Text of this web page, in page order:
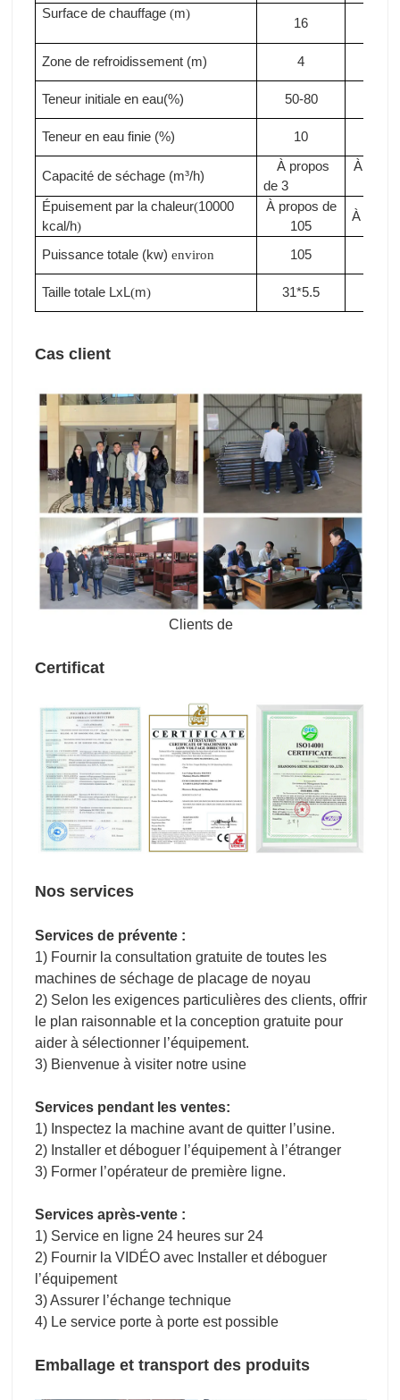
Surface de chauffage (m)
16
Zone de refroidissement (m) 4
Teneur initiale en eau(%) 50-80
Teneur en eau finie (%) 10
Capacité de séchage (m³/h)
À propos
de 3
À
Épuisement par la chaleur(10000
kcal/h)
À propos de
105
À
Puissance totale (kw) environ 105
Taille totale LxL(m) 31*5.5
Cas client
Clients de
Certificat
Nos services
Services de prévente :
1) Fournir la consultation gratuite de toutes les
machines de séchage de placage de noyau
2) Selon les exigences particulières des clients, offrir
le plan raisonnable et la conception gratuite pour
aider à sélectionner l’équipement.
3) Bienvenue à visiter notre usine
Services pendant les ventes:
1) Inspectez la machine avant de quitter l’usine.
2) Installer et déboguer l’équipement à l’étranger
3) Former l’opérateur de première ligne.
Services après-vente :
1) Service en ligne 24 heures sur 24
2) Fournir la VIDÉO avec Installer et déboguer
l’équipement
3) Assurer l’échange technique
4) Le service porte à porte est possible
Emballage et transport des produits